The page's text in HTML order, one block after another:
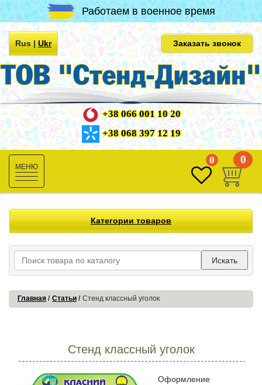
Работаем в военное время
Rus|Ukr Заказать звонок
+38 066 001 10 20
+38 068 397 12 19
Toggle
navigation
0 0
Категории товаров
Искать
Главная Статьи Стенд классный уголок
Стенд классный уголок
Оформление